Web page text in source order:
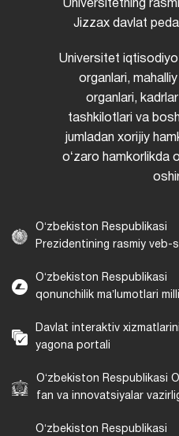
Universitetning
Jizzax davlat
Universitet
organlari,
organlari,
tashkilotlari va
jumladan xorijiy
oʻzaro hamkorlikda
Oʻzbekiston Respublikasi
Prezidentining rasmiy veb-
Oʻzbekiston Respublikasi
qonunchilik maʼlumotlari
Davlat interaktiv
yagona portali
Oʻzbekiston Respublikasi
fan va innovatsiyalar
Oʻzbekiston Respublikasi